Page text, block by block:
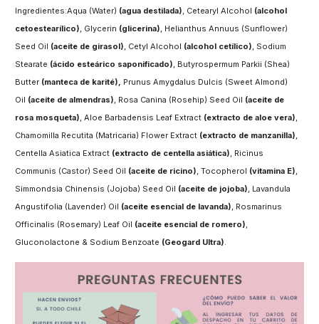
Ingredientes:Aqua (Water) (agua destilada), Cetearyl Alcohol (alcohol
cetoestearílico), Glycerin (glicerina), Helianthus Annuus (Sunflower)
Seed Oil (aceite de girasol), Cetyl Alcohol (alcohol cetílico), Sodium
Stearate (ácido esteárico saponificado), Butyrospermum Parkii (Shea)
Butter (manteca de karité), Prunus Amygdalus Dulcis (Sweet Almond)
Oil (aceite de almendras), Rosa Canina (Rosehip) Seed Oil (aceite de
rosa mosqueta), Aloe Barbadensis Leaf Extract (extracto de aloe vera),
Chamomilla Recutita (Matricaria) Flower Extract (extracto de manzanilla),
Centella Asiatica Extract (extracto de centella asiática), Ricinus
Communis (Castor) Seed Oil (aceite de ricino), Tocopherol (vitamina E),
Simmondsia Chinensis (Jojoba) Seed Oil (aceite de jojoba), Lavandula
Angustifolia (Lavender) Oil (aceite esencial de lavanda), Rosmarinus
Officinalis (Rosemary) Leaf Oil (aceite esencial de romero),
Gluconolactone & Sodium Benzoate (Geogard Ultra).